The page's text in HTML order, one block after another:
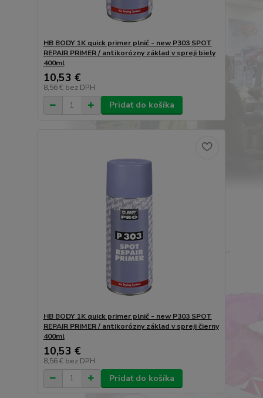
HB BODY 1K quick primer plnič - new P303 SPOT
REPAIR PRIMER / antikorózny základ v spreji biely
400ml
10,53 €
8,56 € bez DPH
Pridať do košíka
HB BODY 1K quick primer plnič - new P303 SPOT
REPAIR PRIMER / antikorózny základ v spreji čierny
400ml
10,53 €
8,56 € bez DPH
Pridať do košíka